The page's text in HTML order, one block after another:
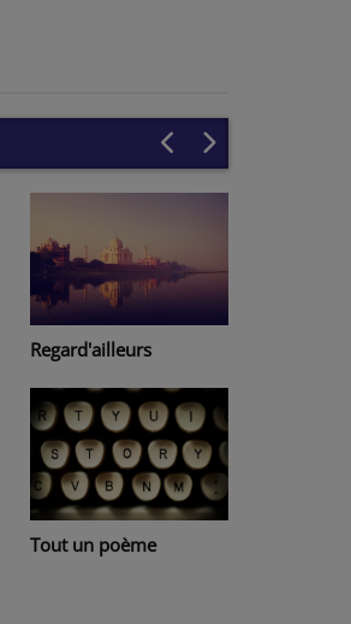
Page à page
Lire au Havre